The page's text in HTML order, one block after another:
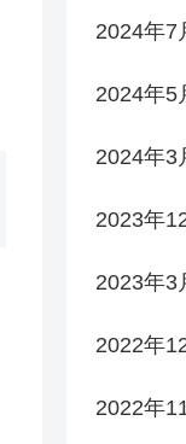
2024年7
2024年5
2024年3
2023年
2023年3
2022年
2022年